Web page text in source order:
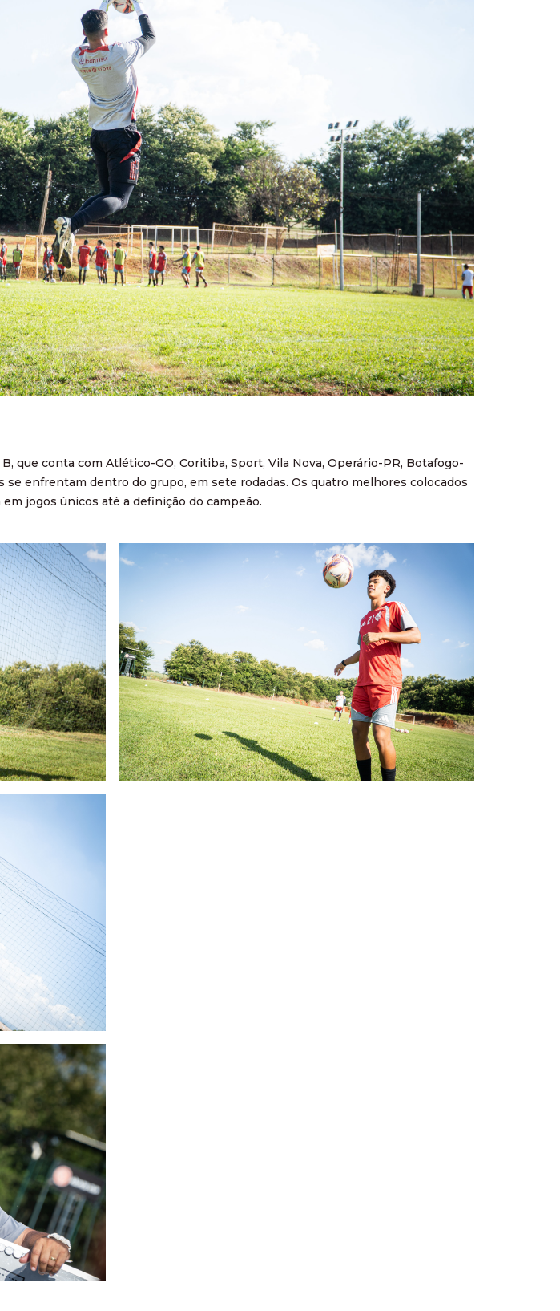
que conta com Atlético-GO, Coritiba, Sport, Vila Nova, Operário-PR, Botafogo-
se enfrentam dentro do grupo, em sete rodadas. Os quatro melhores colocados
jogos únicos até a definição do campeão.